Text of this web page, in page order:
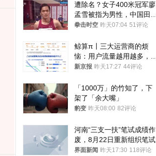
遭除名？女子400米冠军廖
孟雪被指为男性，中国田协
默不作声
拳击时空 昨天07:04 51评论
鲸算π丨三大运营商的烦
恼：用户流量越用越多，收
入却越来越少
新京报 昨天17:27 44评论
「1000万」的竹知了，下
架了「余大嘴」
豹变 昨天08:00 82评论
河南“三支一扶”笔试成绩作
废，8月22日重新组织笔试
界面新闻 昨天17:30 118评论